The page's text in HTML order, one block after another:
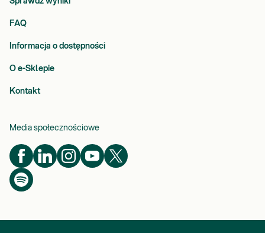
FAQ
Informacja o dostępności
O e-Sklepie
Kontakt
Media społecznościowe